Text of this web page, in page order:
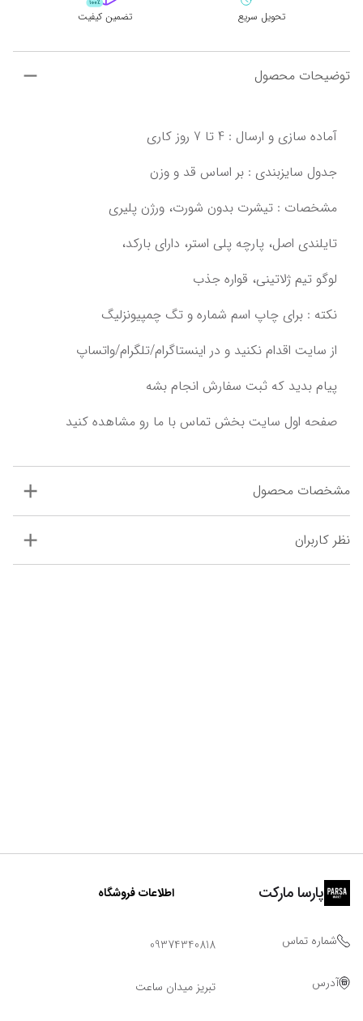
تحویل سریع تضمین کیفیت
توضیحات محصول
تایلندی اصل،‌ پارچه پلی استر، دارای بارکد،
لوگو تیم ژلاتینی،‌ قواره جذب
پیام بدید که ثبت سفارش انجام بشه‌‌‌
مشخصات محصول
نظر کاربران
پارسا مارکت اطلاعات فروشگاه
شماره تماس 09374340818
آدرس تبریز میدان ساعت